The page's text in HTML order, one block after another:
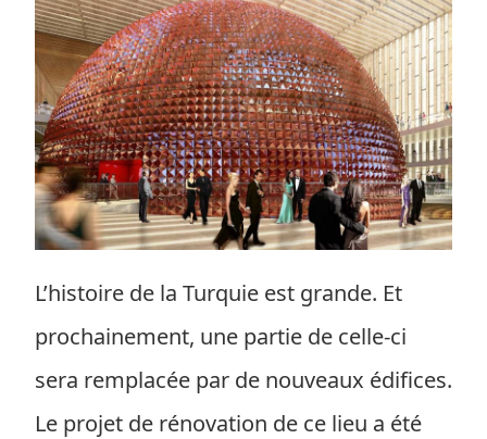
L’histoire de la Turquie est grande. Et
prochainement, une partie de celle-ci
sera remplacée par de nouveaux édifices.
Le projet de rénovation de ce lieu a été